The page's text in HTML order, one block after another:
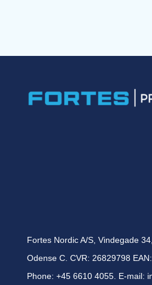
Fortes Nordic A/S, Vindegade
Odense C. CVR: 26829798
Phone: +45 6610 4055. E-mail: